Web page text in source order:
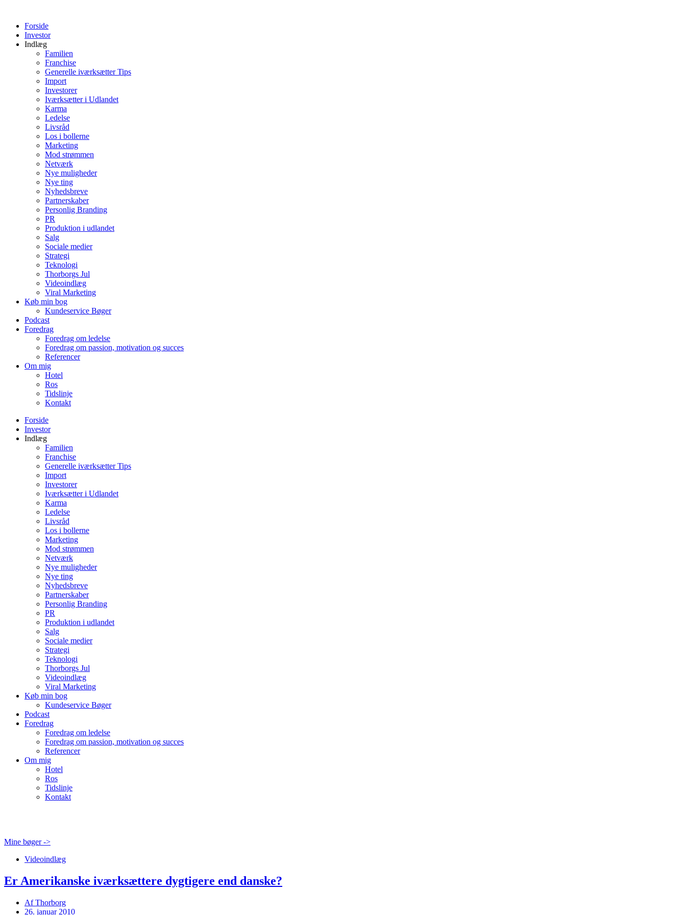
indholdForside
Investor
Indlæg
Familien
Franchise
Generelle iværksætter Tips
Import
Investorer
Iværksætter i Udlandet
Karma
Ledelse
Livsråd
Los i bollerne
Marketing
Mod strømmen
Netværk
Nye muligheder
Nye ting
Nyhedsbreve
Partnerskaber
Personlig Branding
PR
Produktion i udlandet
Salg
Sociale medier
Strategi
Teknologi
Thorborgs Jul
Videoindlæg
Viral Marketing
Køb min bog
Kundeservice Bøger
Podcast
Foredrag
Foredrag om ledelse
Foredrag om passion, motivation og succes
Referencer
Om mig
Hotel
Ros
Tidslinje
Kontakt
Forside
Investor
Indlæg
Familien
Franchise
Generelle iværksætter Tips
Import
Investorer
Iværksætter i Udlandet
Karma
Ledelse
Livsråd
Los i bollerne
Marketing
Mod strømmen
Netværk
Nye muligheder
Nye ting
Nyhedsbreve
Partnerskaber
Personlig Branding
PR
Produktion i udlandet
Salg
Sociale medier
Strategi
Teknologi
Thorborgs Jul
Videoindlæg
Viral Marketing
Køb min bog
Kundeservice Bøger
Podcast
Foredrag
Foredrag om ledelse
Foredrag om passion, motivation og succes
Referencer
Om mig
Hotel
Ros
Tidslinje
Kontakt
Mine bøger ->
Videoindlæg
Er Amerikanske iværksættere dygtigere end danske?
AfThorborg
26. januar 2010